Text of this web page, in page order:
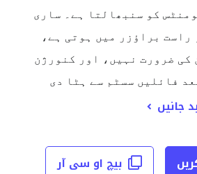
کو سنبھالتا ہے۔ ساری
راست براؤزر میں ہوتی ہے،
کی ضرورت نہیں، اور کنورژن
فائلیں سسٹم سے ہٹا دی
جانیں
بیچ او سی آر